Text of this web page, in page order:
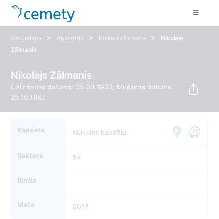
Sākumlapa > Apbedītie > Kuiķules kapsēta >
Nikolajs
Zālmanis
Nikolajs Zālmanis
Dzimšanas datums: 05.03.1933, Miršanas datums:
25.10.1967
Kapsēta Kuiķules kapsēta
Sektors B4
Rinda
Vieta 0013